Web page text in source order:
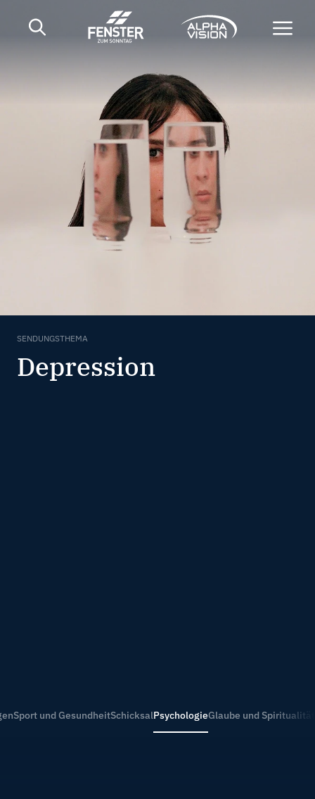
SENDUNGSTHEMA
Depression
Sport und GesundheitSchicksalPsychologieGlaube und Spiritualität